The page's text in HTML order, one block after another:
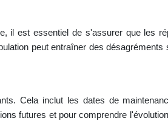
il est essentiel de s'assurer que les
peut entraîner des désagréments
Cela inclut les dates de
futures et pour comprendre